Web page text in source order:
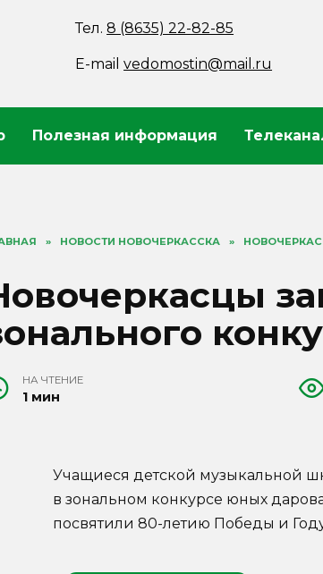
Тел.8 (8635) 22-82-85
E-mailvedomostin@mail.ru
Полезная информация
» НОВОСТИ НОВОЧЕРКАССКА »
НА ЧТЕНИЕ
1 мин
Учащиеся детской музыкальной
в зональном конкурсе юных
посвятили 80-летию Победы и